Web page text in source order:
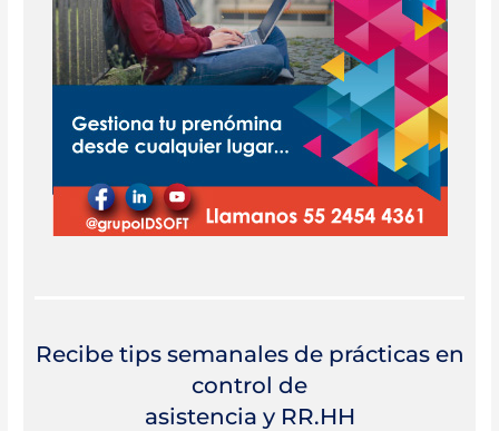
Recibe tips semanales de prácticas en
control de
asistencia y RR.HH